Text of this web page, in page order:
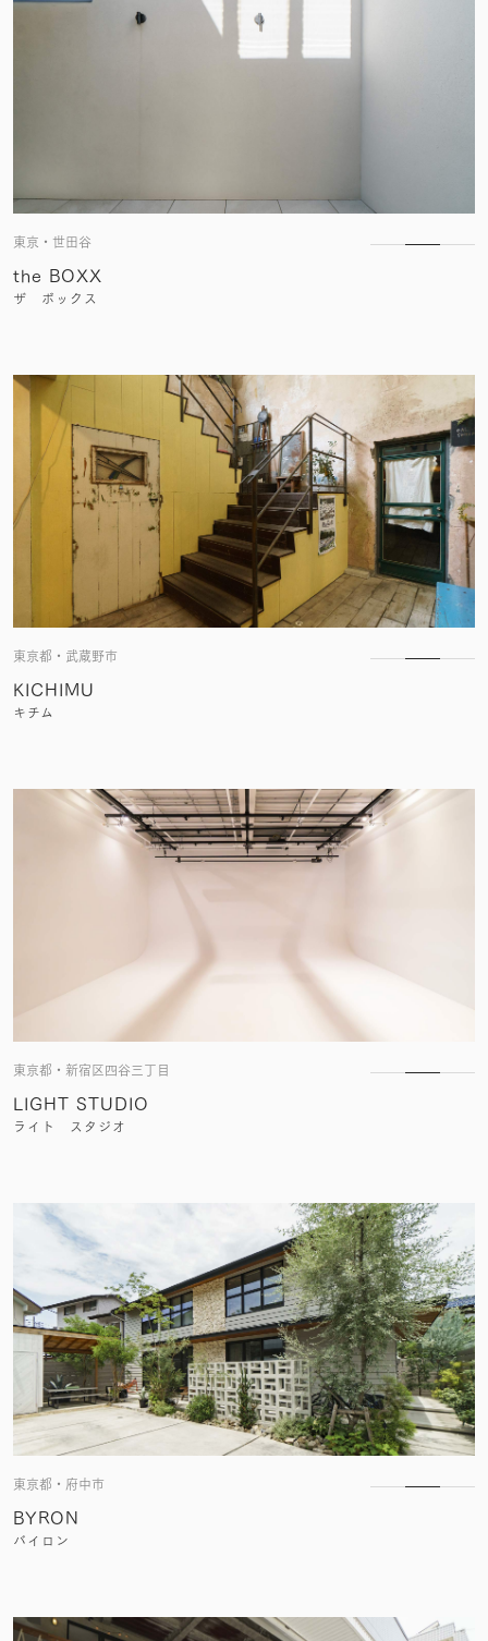
東京・世田谷
the BOXX
ザ ボックス
東京都・武蔵野市
KICHIMU
キチム
東京都・新宿区四谷三丁目
LIGHT STUDIO
ライト スタジオ
東京都・府中市
BYRON
バイロン